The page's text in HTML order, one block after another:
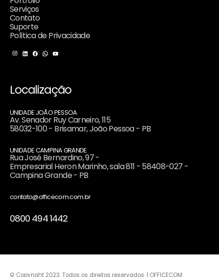
Serviços
Contato
Suporte
Política de Privacidade
Instagram
LinkedIn
Facebook
WhatsApp
Youtube
Localização
UNIDADE JOÃO PESSOA
Av. Senador Ruy Carneiro, 115
58032-100 - Brisamar, João Pessoa - PB
UNIDADE CAMPINA GRANDE
Rua José Bernardino, 97 -
Empresarial Heron Marinho, sala 811 - 58408-027 -
Campina Grande - PB
contato@officecom.com.br
0800 494 1442
© Copyright 2023. Todos os direitos reservados. | OFFICECOM